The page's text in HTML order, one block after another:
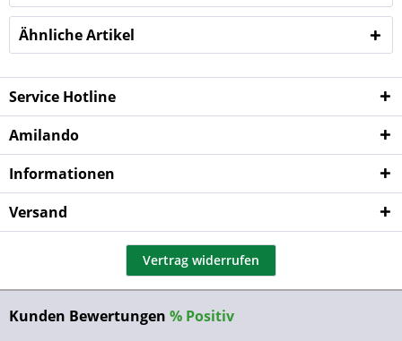
Ähnliche Artikel
Service Hotline
Amilando
Informationen
Versand
Vertrag widerrufen
Kunden Bewertungen % Positiv